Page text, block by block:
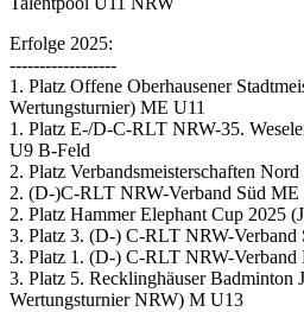
Erfolge 2025:
------------------
1. Platz Offene Oberhausener
Wertungsturnier) ME U11
1. Platz E-/D-C-RLT NRW-35.
U9 B-Feld
2. Platz Verbandsmeisterschaften
2. (D-)C-RLT NRW-Verband Süd ME
2. Platz Hammer Elephant Cup 2025
3. Platz 3. (D-) C-RLT NRW-Verband
3. Platz 1. (D-) C-RLT NRW-Verband
3. Platz 5. Recklinghäuser Badminton
Wertungsturnier NRW) M U13